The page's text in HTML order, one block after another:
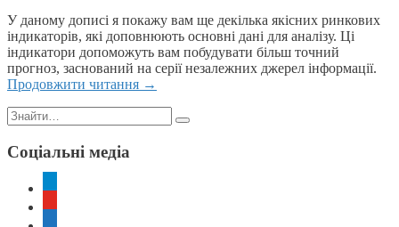
У даному дописі я покажу вам ще декілька якісних ринкових
індикаторів, які доповнюють основні дані для аналізу. Ці
індикатори допоможуть вам побудувати більш точний
прогноз, заснований на серії незалежних джерел інформації.
Продовжити читання →
Пошук:
Соціальні медіа